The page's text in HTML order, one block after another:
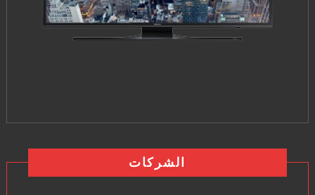
الشركات